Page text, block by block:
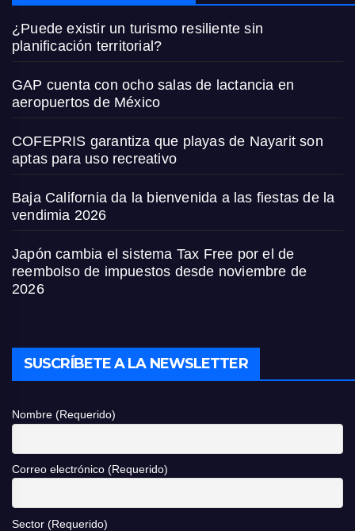
¿Puede existir un turismo resiliente sin
planificación territorial?
GAP cuenta con ocho salas de lactancia en
aeropuertos de México
COFEPRIS garantiza que playas de Nayarit son
aptas para uso recreativo
Baja California da la bienvenida a las fiestas de la
vendimia 2026
Japón cambia el sistema Tax Free por el de
reembolso de impuestos desde noviembre de
2026
SUSCRÍBETE A LA NEWSLETTER
Nombre (Requerido)
Correo electrónico (Requerido)
Sector (Requerido)